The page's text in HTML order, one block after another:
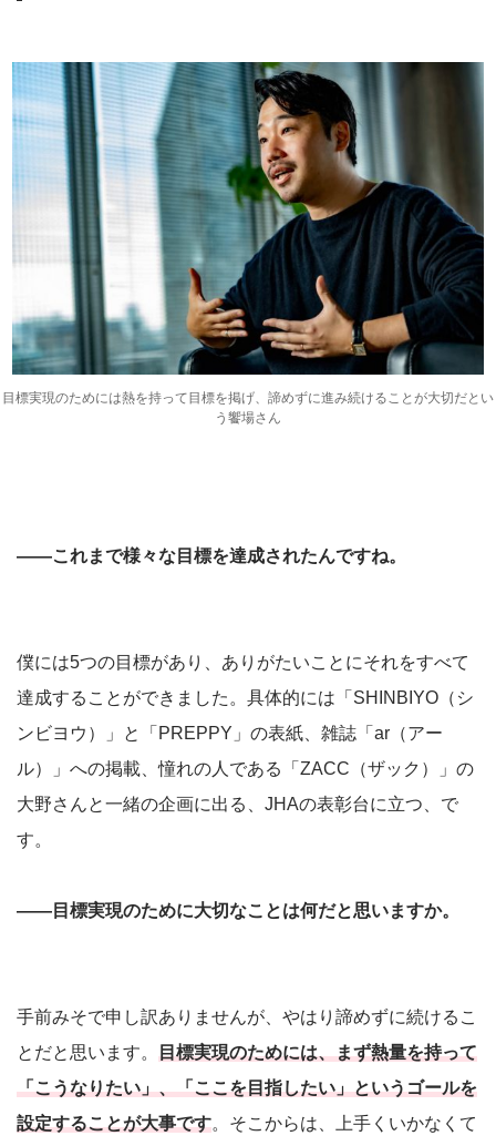
目標実現のためには熱を持って目標を掲げ、諦めずに進み続けることが大切だとい
う饗場さん
――これまで様々な目標を達成されたんですね。
僕には5つの目標があり、ありがたいことにそれをすべて
達成することができました。具体的には「SHINBIYO（シ
ンビヨウ）」と「PREPPY」の表紙、雑誌「ar（アー
ル）」への掲載、憧れの人である「ZACC（ザック）」の
大野さんと一緒の企画に出る、JHAの表彰台に立つ、で
す。
――目標実現のために大切なことは何だと思いますか。
手前みそで申し訳ありませんが、やはり諦めずに続けるこ
とだと思います。 目標実現のためには、まず熱量を持って
「こうなりたい」、「ここを目指したい」というゴールを
設定することが大事です。そこからは、上手くいかなくて